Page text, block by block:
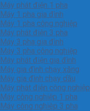
Máy phát điện 1 pha
Máy 1 pha gia đình
Máy 1 pha công nghiệp
Máy phát điện 3 pha
Máy 3 pha gia đình
Máy 3 pha công nghiệp
Máy phát điện gia đình
Máy gia đình chạy xăng
Máy gia đình chạy dầu
Máy phát điện công nghiệp
Máy công nghiệp 1 pha
Máy công nghiêp 3 pha